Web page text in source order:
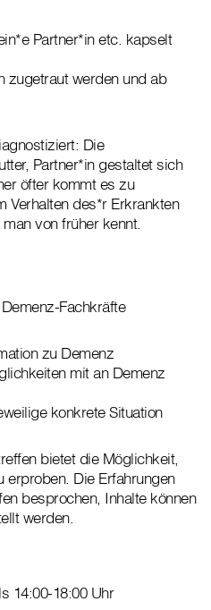
Partner*in etc. kapselt
zugetraut werden und ab
Die
Partner*in gestaltet sich
öfter kommt es zu
Verhalten des*r Erkrankten
von früher kennt.
Fachkräfte
zu Demenz
mit an Demenz
konkrete Situation
bietet die Möglichkeit,
erproben. Die Erfahrungen
besprochen, Inhalte können
werden.
14:00-18:00 Uhr